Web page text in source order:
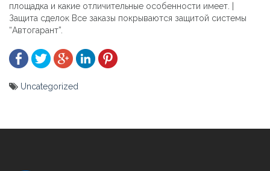
площадка и какие отличительные особенности имеет. |
Защита сделок Все заказы покрываются защитой системы
“Автогарант”.
Uncategorized